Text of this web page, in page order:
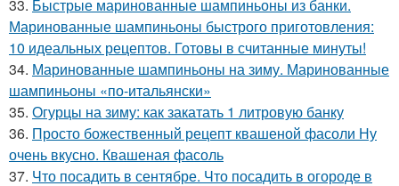
33. Быстрые маринованные шампиньоны из банки.
Маринованные шампиньоны быстрого приготовления:
10 идеальных рецептов. Готовы в считанные минуты!
34. Маринованные шампиньоны на зиму. Маринованные
шампиньоны «по-итальянски»
35. Огурцы на зиму: как закатать 1 литровую банку
36. Просто божественный рецепт квашеной фасоли Ну
очень вкусно. Квашеная фасоль
37. Что посадить в сентябре. Что посадить в огороде в